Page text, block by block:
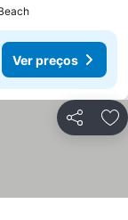
Ver preços
Partilhar